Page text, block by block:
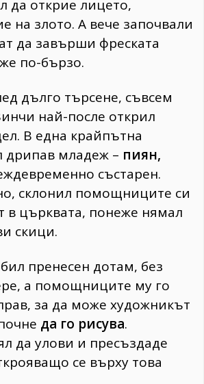
да открие лицето,
на злото. А вече започвали
да завърши фреската
по-бързо.
дълго търсене, съвсем
най-после открил
В една крайпътна
дрипав младеж – пиян,
състарен.
склонил помощниците си
в църквата, понеже нямал
скици.
пренесен дотам, без
а помощниците му го
за да може художникът
да го рисува.
да улови и пресъздаде
се върху това